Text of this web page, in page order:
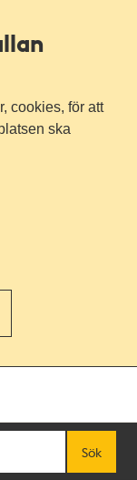
cookies, för att
ska
Sök